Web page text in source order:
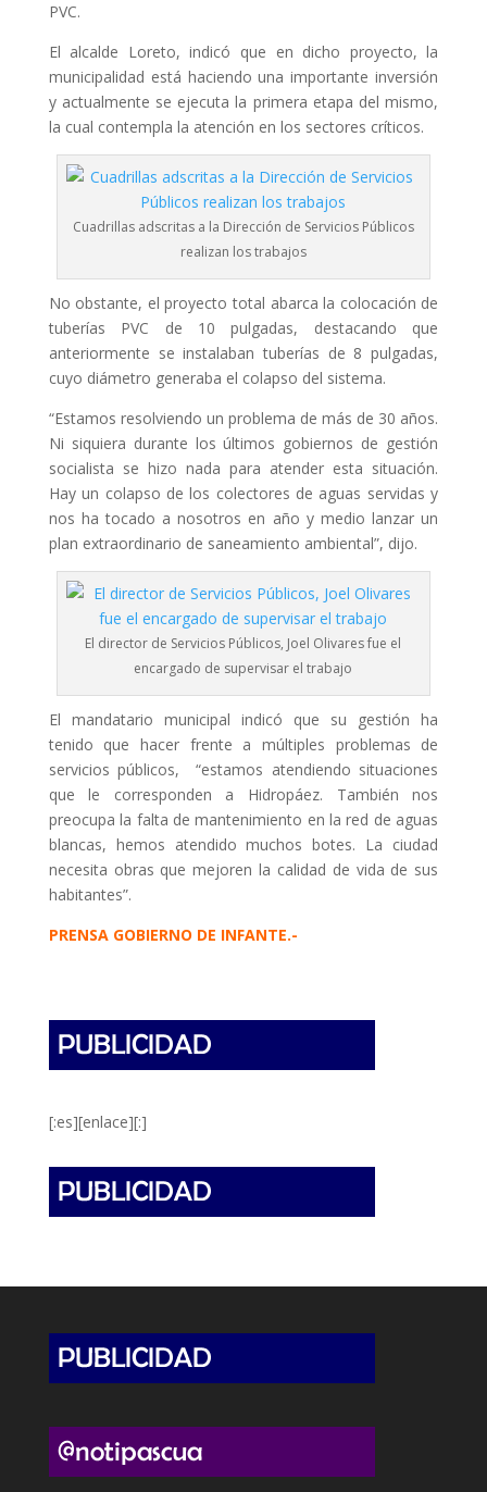
PVC.
El alcalde Loreto, indicó que en dicho proyecto, la
municipalidad está haciendo una importante inversión
y actualmente se ejecuta la primera etapa del mismo,
la cual contempla la atención en los sectores críticos.
Cuadrillas adscritas a la Dirección de Servicios Públicos
realizan los trabajos
No obstante, el proyecto total abarca la colocación de
tuberías PVC de 10 pulgadas, destacando que
anteriormente se instalaban tuberías de 8 pulgadas,
cuyo diámetro generaba el colapso del sistema.
“Estamos resolviendo un problema de más de 30 años.
Ni siquiera durante los últimos gobiernos de gestión
socialista se hizo nada para atender esta situación.
Hay un colapso de los colectores de aguas servidas y
nos ha tocado a nosotros en año y medio lanzar un
plan extraordinario de saneamiento ambiental”, dijo.
El director de Servicios Públicos, Joel Olivares fue el
encargado de supervisar el trabajo
El mandatario municipal indicó que su gestión ha
tenido que hacer frente a múltiples problemas de
servicios públicos, “estamos atendiendo situaciones
que le corresponden a Hidropáez. También nos
preocupa la falta de mantenimiento en la red de aguas
blancas, hemos atendido muchos botes. La ciudad
necesita obras que mejoren la calidad de vida de sus
habitantes”.
PRENSA GOBIERNO DE INFANTE.-
[:es][enlace][:]